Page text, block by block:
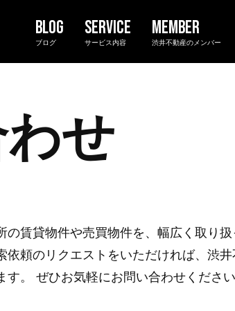
ブログ サービス内容 渋井不動産のメンバー
せ
の賃貸物件や売買物件を、幅広く取り
頼のリクエストをいただければ、渋
。 ぜひお気軽にお問い合わせください